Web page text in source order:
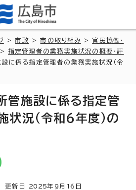
>市政 >市の取り組み > 官民協働・
>指定管理者の業務実施状況の概要・評
に係る指定管理者の業務実施状況（令
管施設に係る指定管
状況（令和6年度）の
新日 2025年9月 16 日